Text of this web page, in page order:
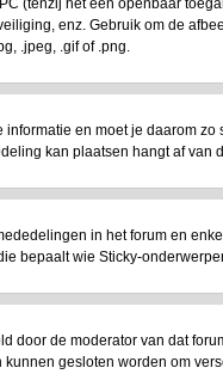
(tenzij het een openbaar
enz. Gebruik om de
.jpeg, .gif of .png.
en moet je daarom
kan plaatsen hangt af
in het forum en
bepaalt wie Sticky-
door de moderator van dat
gesloten worden om